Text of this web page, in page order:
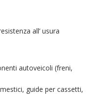
all’ usura
autoveicoli (freni,
guide per cassetti,